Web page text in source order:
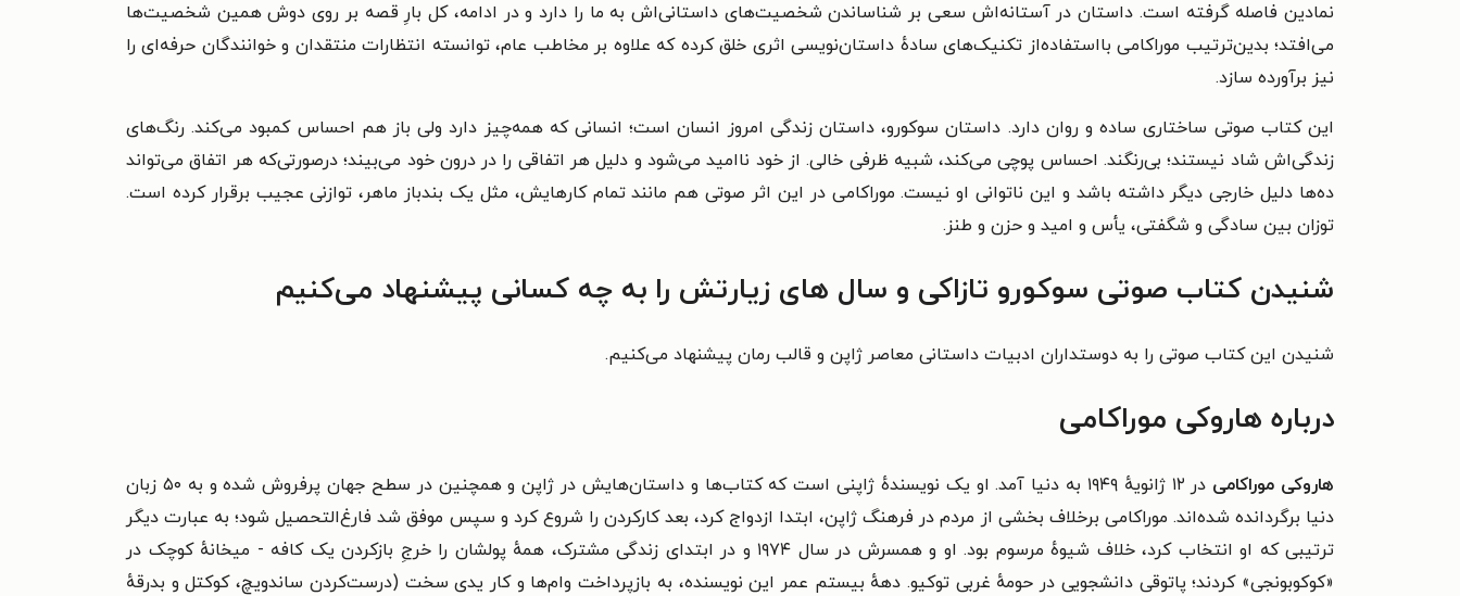
نمادین فاصله گرفته است. داستان در آستانه‌اش سعی بر شناساندن شخصیت‌های داستانی‌اش به ما را دارد و در ادامه، کل بارِ قصه بر روی دوش همین شخصیت‌ها
‌می‌افتد؛ بدین‌ترتیب موراکامی بااستفاده‌از تکنیک‌های سادهٔ داستان‌نویسی اثری خلق کرده که علاوه بر مخاطب عام، توانسته انتظارات منتقدان و خوانندگان حرفه‌ای را
نیز برآورده سازد.
این کتاب صوتی ساختاری ساده و روان دارد. داستان سوکورو، داستان زندگی امروز انسان است؛ انسانی که همه‌چیز دارد ولی باز هم احساس کمبود می‌کند. رنگ‌های
زندگی‌اش شاد نیستند؛ بی‌رنگند. احساس پوچی می‌کند، شبیه ظرفی خالی. از خود ناامید می‌شود و دلیل هر اتفاقی را در درون خود می‌بیند؛ درصورتی‌که هر اتفاق می‌تواند
ده‌ها دلیل خارجی دیگر داشته باشد و این ناتوانی او نیست. موراکامی در این اثر صوتی هم مانند تمام کارهایش، مثل یک بندباز ماهر، توازنی عجیب برقرار کرده است.
توزان بین سادگی و شگفتی، یأس و امید و حزن و طنز.
شنیدن کتاب صوتی سوکورو تازاکی و سال های زیارتش را به چه کسانی پیشنهاد می‌کنیم
شنیدن این کتاب صوتی را به دوستداران ادبیات داستانی معاصر ژاپن و قالب رمان پیشنهاد می‌کنیم.
درباره هاروکی موراکامی
هاروکی موراکامی
در ۱۲ ژانویهٔ ۱۹۴۹ به دنیا آمد. او یک نویسندهٔ ژاپنی است که کتاب‌ها و داستان‌هایش در ژاپن و همچنین در سطح جهان پرفروش شده و به ۵۰ زبان
دنیا برگردانده شده‌اند. موراکامی برخلاف بخشی از مردم در فرهنگ ژاپن، ابتدا ازدواج کرد، بعد کارکردن را شروع کرد و سپس موفق شد فارغ‌التحصیل شود؛ به عبارت دیگر
ترتیبی که او انتخاب کرد، خلاف شیوهٔ مرسوم بود. او و همسرش در سال ۱۹۷۴ و در ابتدای زندگی مشترک، همهٔ پولشان را خرجِ بازکردن یک کافه - میخانهٔ کوچک در
«کوکوبونجی» کردند؛ پاتوقی دانشجویی در حومهٔ غربی توکیو. دههٔ بیستم عمر این نویسنده، به بازپرداخت وام‌ها و کار یدی سخت (درست‌کردن ساندویچ، کوکتل و بدرقهٔ